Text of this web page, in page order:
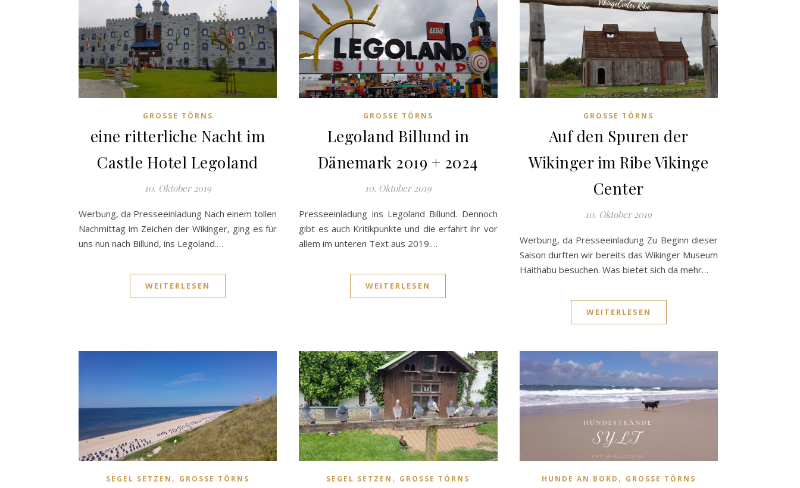
GROSSE TÖRNS
eine ritterliche Nacht im
Castle Hotel Legoland
10. Oktober 2019
Werbung, da Presseeinladung Nach einem tollen
Nachmittag im Zeichen der Wikinger, ging es für
uns nun nach Billund, ins Legoland.…
WEITERLESEN
GROSSE TÖRNS
Legoland Billund in
Dänemark 2019 + 2024
10. Oktober 2019
Presseeinladung ins Legoland Billund. Dennoch
gibt es auch Kritikpunkte und die erfahrt ihr vor
allem im unteren Text aus 2019.…
WEITERLESEN
GROSSE TÖRNS
Auf den Spuren der
Wikinger im Ribe Vikinge
Center
10. Oktober 2019
Werbung, da Presseeinladung Zu Beginn dieser
Saison durften wir bereits das Wikinger Museum
Haithabu besuchen. Was bietet sich da mehr…
WEITERLESEN
SEGEL SETZEN , GROSSE TÖRNS SEGEL SETZEN , GROSSE TÖRNS HUNDE AN BORD , GROSSE TÖRNS